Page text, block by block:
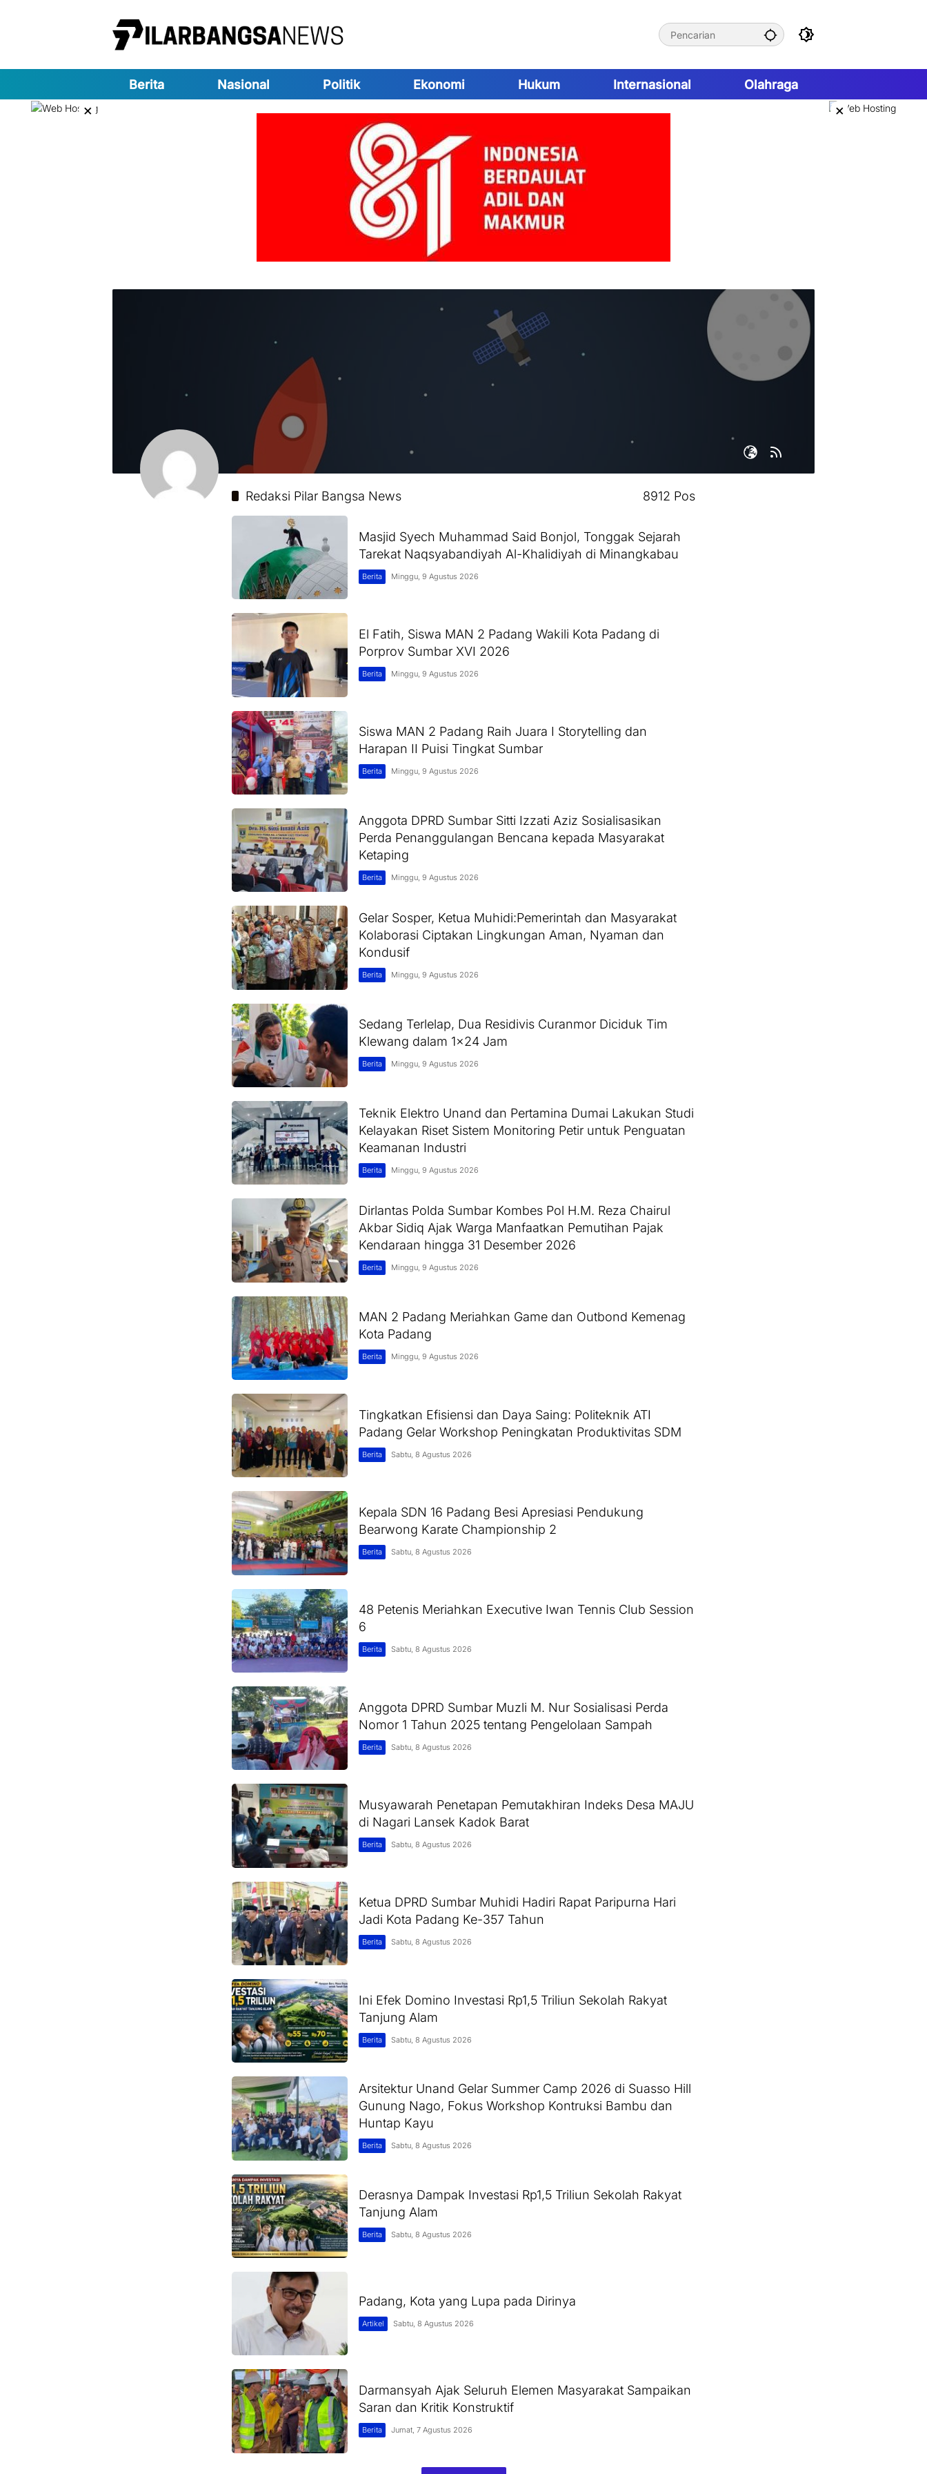
Berita Nasional Politik Ekonomi Hukum Internasional Olahraga
× ×
Redaksi Pilar Bangsa News 8912 Pos
Masjid Syech Muhammad Said Bonjol, Tonggak Sejarah
Tarekat Naqsyabandiyah Al-Khalidiyah di Minangkabau
Berita Minggu, 9 Agustus 2026
El Fatih, Siswa MAN 2 Padang Wakili Kota Padang di
Porprov Sumbar XVI 2026
Berita Minggu, 9 Agustus 2026
Siswa MAN 2 Padang Raih Juara I Storytelling dan
Harapan II Puisi Tingkat Sumbar
Berita Minggu, 9 Agustus 2026
Anggota DPRD Sumbar Sitti Izzati Aziz Sosialisasikan
Perda Penanggulangan Bencana kepada Masyarakat
Ketaping
Berita Minggu, 9 Agustus 2026
Gelar Sosper, Ketua Muhidi:Pemerintah dan Masyarakat
Kolaborasi Ciptakan Lingkungan Aman, Nyaman dan
Kondusif
Berita Minggu, 9 Agustus 2026
Sedang Terlelap, Dua Residivis Curanmor Diciduk Tim
Klewang dalam 1×24 Jam
Berita Minggu, 9 Agustus 2026
Teknik Elektro Unand dan Pertamina Dumai Lakukan Studi
Kelayakan Riset Sistem Monitoring Petir untuk Penguatan
Keamanan Industri
Berita Minggu, 9 Agustus 2026
Dirlantas Polda Sumbar Kombes Pol H.M. Reza Chairul
Akbar Sidiq Ajak Warga Manfaatkan Pemutihan Pajak
Kendaraan hingga 31 Desember 2026
Berita Minggu, 9 Agustus 2026
MAN 2 Padang Meriahkan Game dan Outbond Kemenag
Kota Padang
Berita Minggu, 9 Agustus 2026
Tingkatkan Efisiensi dan Daya Saing: Politeknik ATI
Padang Gelar Workshop Peningkatan Produktivitas SDM
Berita Sabtu, 8 Agustus 2026
Kepala SDN 16 Padang Besi Apresiasi Pendukung
Bearwong Karate Championship 2
Berita Sabtu, 8 Agustus 2026
48 Petenis Meriahkan Executive Iwan Tennis Club Session
6
Berita Sabtu, 8 Agustus 2026
Anggota DPRD Sumbar Muzli M. Nur Sosialisasi Perda
Nomor 1 Tahun 2025 tentang Pengelolaan Sampah
Berita Sabtu, 8 Agustus 2026
Musyawarah Penetapan Pemutakhiran Indeks Desa MAJU
di Nagari Lansek Kadok Barat
Berita Sabtu, 8 Agustus 2026
Ketua DPRD Sumbar Muhidi Hadiri Rapat Paripurna Hari
Jadi Kota Padang Ke-357 Tahun
Berita Sabtu, 8 Agustus 2026
Ini Efek Domino Investasi Rp1,5 Triliun Sekolah Rakyat
Tanjung Alam
Berita Sabtu, 8 Agustus 2026
Arsitektur Unand Gelar Summer Camp 2026 di Suasso Hill
Gunung Nago, Fokus Workshop Kontruksi Bambu dan
Huntap Kayu
Berita Sabtu, 8 Agustus 2026
Derasnya Dampak Investasi Rp1,5 Triliun Sekolah Rakyat
Tanjung Alam
Berita Sabtu, 8 Agustus 2026
Padang, Kota yang Lupa pada Dirinya
Artikel Sabtu, 8 Agustus 2026
Darmansyah Ajak Seluruh Elemen Masyarakat Sampaikan
Saran dan Kritik Konstruktif
Berita Jumat, 7 Agustus 2026